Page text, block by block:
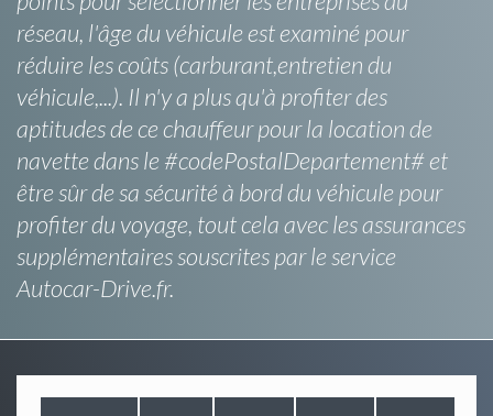
réseau, l'âge du véhicule est examiné pour
réduire les coûts (carburant,entretien du
véhicule,...). Il n'y a plus qu'à profiter des
aptitudes de ce chauffeur pour la location de
navette dans le #codePostalDepartement# et
être sûr de sa sécurité à bord du véhicule pour
profiter du voyage, tout cela avec les assurances
supplémentaires souscrites par le service
Autocar-Drive.fr.